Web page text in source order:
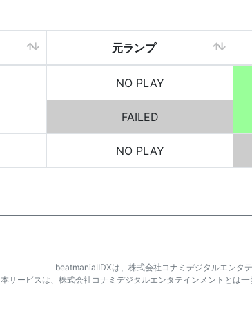
元ランプ
NO PLAY
FAILED
NO PLAY
beatmaniaⅡDXは、株式会社コナミデジタルエンタ
本サービスは、株式会社コナミデジタルエンタテインメントとは